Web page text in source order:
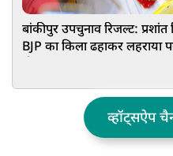
बांकीपुर उपचुनाव रिजल्ट:
BJP का किला ढहाकर लहराया
व्हॉट्सऐप